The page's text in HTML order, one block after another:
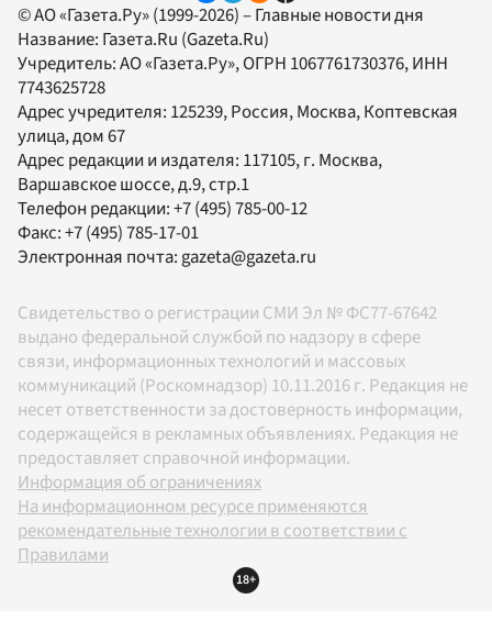
© АО «Газета.Ру» (1999-2026) – Главные новости дня
Название: Газета.Ru (Gazeta.Ru)
Учредитель:АО «Газета.Ру», ОГРН 1067761730376, ИНН
7743625728
Адрес учредителя: 125239, Россия, Москва, Коптевская
улица, дом 67
Адрес редакции и издателя: 117105, г. Москва,
Варшавское шоссе, д.9, стр.1
Телефон редакции:+7 (495) 785-00-12
Факс:+7 (495) 785-17-01
Электронная почта: gazeta@gazeta.ru
Свидетельство о регистрации СМИ Эл № ФС77-67642
выдано федеральной службой по надзору в сфере
связи, информационных технологий и массовых
коммуникаций (Роскомнадзор) 10.11.2016 г. Редакция не
несет ответственности за достоверность информации,
содержащейся в рекламных объявлениях. Редакция не
предоставляет справочной информации.
Информация об ограничениях
На информационном ресурсе применяются
рекомендательные технологии в соответствии с
Правилами
18+